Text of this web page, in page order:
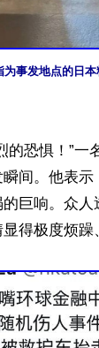
为事发地点的日本
的恐惧！”
间。他表
巨响。众
得极度烦躁